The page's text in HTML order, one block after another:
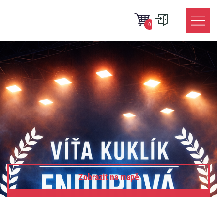
0
Zobrazit na mapě